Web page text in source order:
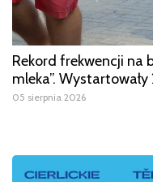
Rekord frekwencji na
mleka”.
05 sierpnia 2026